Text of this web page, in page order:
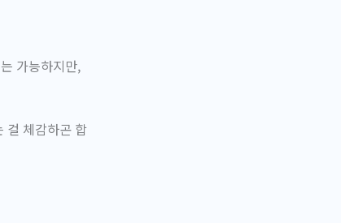
가능하지만,
걸 체감하곤 합